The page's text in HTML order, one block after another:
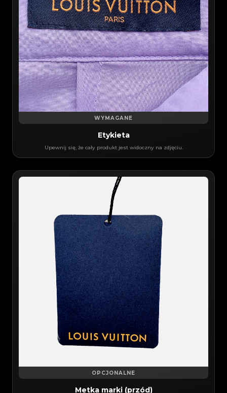
WYMAGANE
Etykieta
Upewnij się, że cały produkt jest widoczny na zdjęciu.
OPCJONALNE
Metka marki (przód)